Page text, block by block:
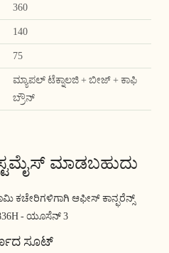
360
140
75
ಮ್ಯಾಪಲ್ ಟೆಕ್ನಾಲಜಿ + ಬೀಜ್ + ಕಾಫಿ
ಬ್ರೌನ್
ಮಾಡಬಹುದು
ಸೂಟ್